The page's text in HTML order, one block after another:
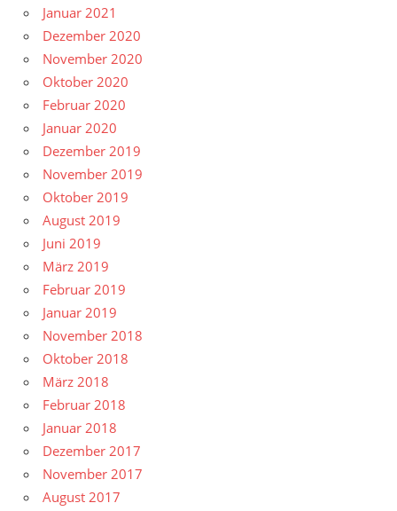
Januar 2021
Dezember 2020
November 2020
Oktober 2020
Februar 2020
Januar 2020
Dezember 2019
November 2019
Oktober 2019
August 2019
Juni 2019
März 2019
Februar 2019
Januar 2019
November 2018
Oktober 2018
März 2018
Februar 2018
Januar 2018
Dezember 2017
November 2017
August 2017